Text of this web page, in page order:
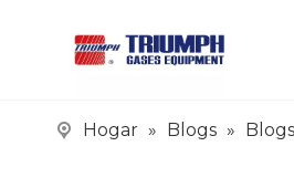
Hogar » Blogs » Blogs